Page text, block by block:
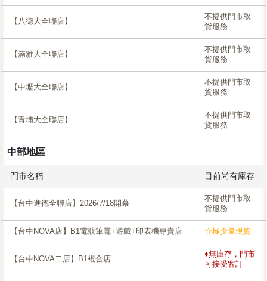
【八德大全聯店】
不提供門市取
貨服務
【湳雅大全聯店】
不提供門市取
貨服務
【中壢大全聯店】
不提供門市取
貨服務
【青埔大全聯店】
不提供門市取
貨服務
中部地區
門市名稱 目前尚有庫存
【台中進德全聯店】2026/7/18開幕
不提供門市取
貨服務
【台中NOVA店】B1電競筆電+遊戲+印表機專賣店 ☆極少量現貨
【台中NOVA二店】B1複合店
♦無庫存，門市
可接受客訂